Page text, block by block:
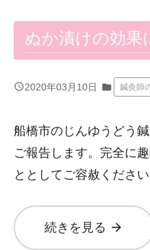
ぬか漬けの効果
query_builder2020年03月10日 folder 鍼灸師
船橋市のじんゆうどう
ご報告します。完全に
ととしてご容赦くださ
続きを見る arrow_forward